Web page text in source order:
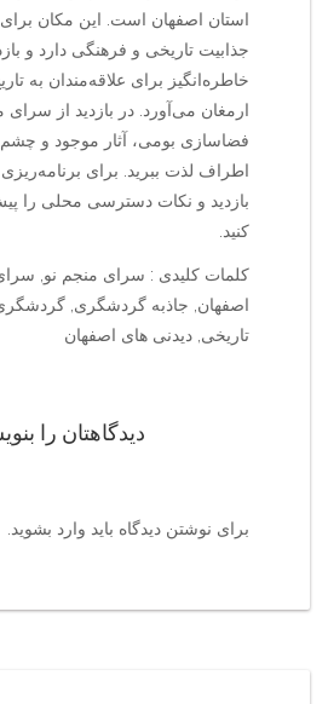
استان اصفهان است. این مکان برای
جذابیت تاریخی و فرهنگی دارد و
خاطره‌انگیز برای علاقه‌مندان به
ارمغان می‌آورد. در بازدید از سرای
فضاسازی بومی، آثار موجود و
اطراف لذت ببرید. برای
بازدید و نکات دسترسی محلی را
کنید.
کلمات کلیدی : سرای منجم نو,
اصفهان, جاذبه گردشگری,
تاریخی, دیدنی های اصفهان
دیدگاهتان را
برای نوشتن دیدگاه باید وارد بشوید